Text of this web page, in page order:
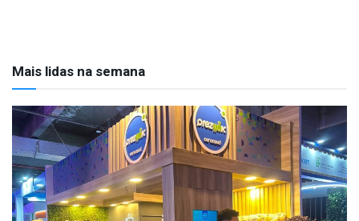
Mais lidas na semana